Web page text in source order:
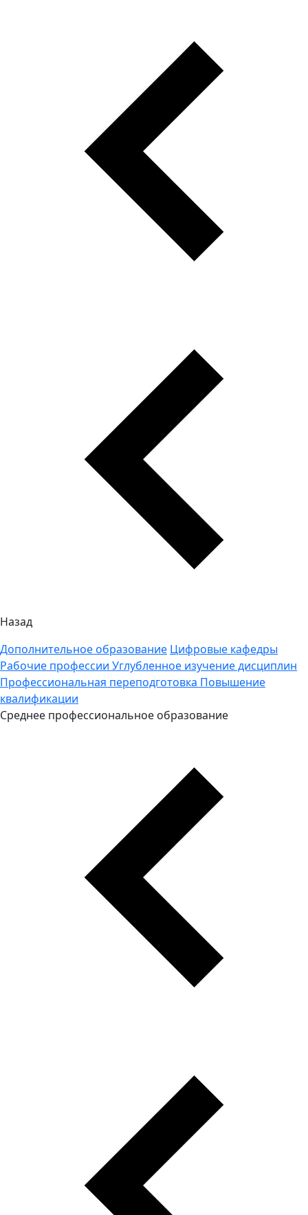
Назад
Дополнительное образование Цифровые кафедры
Рабочие профессии Углубленное изучение дисциплин
Профессиональная переподготовка Повышение
квалификации
Среднее профессиональное образование